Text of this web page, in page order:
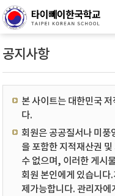
공지사항
본 사이트는 대한민국
다.
회원은 공공질서나 미풍
을 포함한 지적재산권
수 없으며, 이러한 게시
회원 본인에게 있습니다
제가능합니다. 관리자에